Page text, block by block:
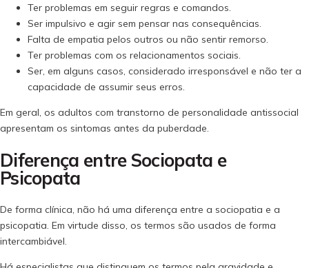
Ter problemas em seguir regras e comandos.
Ser impulsivo e agir sem pensar nas consequências.
Falta de empatia pelos outros ou não sentir remorso.
Ter problemas com os relacionamentos sociais.
Ser, em alguns casos, considerado irresponsável e não ter a
capacidade de assumir seus erros.
Em geral, os adultos com transtorno de personalidade antissocial
apresentam os sintomas antes da puberdade.
Diferença entre Sociopata e
Psicopata
De forma clínica, não há uma diferença entre a sociopatia e a
psicopatia. Em virtude disso, os termos são usados de forma
intercambiável.